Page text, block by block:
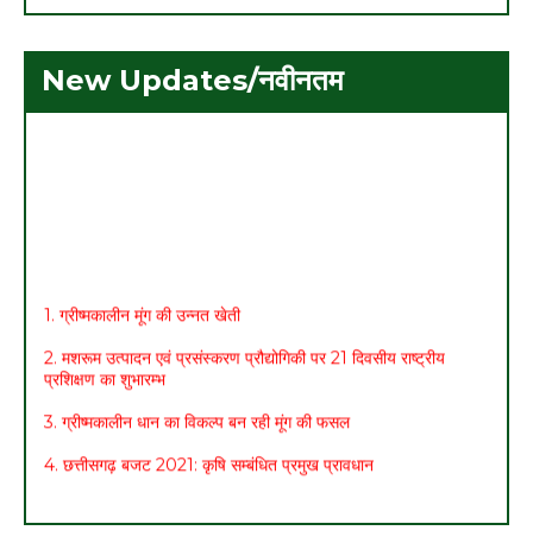
New Updates/नवीनतम
2. मशरूम उत्पादन एवं प्रसंस्करण प्रौद्योगिकी पर 21 दिवसीय राष्ट्रीय
3. ग्रीष्मकालीन धान का विकल्प बन रही मूंग की फसल
4. छत्तीसगढ़ बजट 2021: कृषि सम्बंधित प्रमुख प्रावधान
5. मासिक कृषि एवं पशुपालन कार्ययोजना (मार्च)